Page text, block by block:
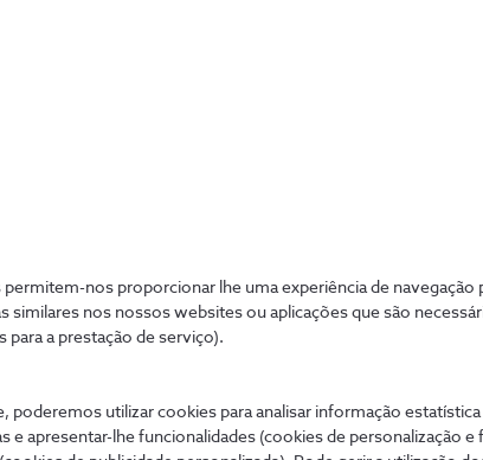
permitem-nos proporcionar lhe uma experiência de
similares nos nossos websites ou aplicações que são
para a prestação de serviço).
poderemos utilizar cookies para analisar informação
e apresentar-lhe funcionalidades (cookies de personalização
significativas nos
impacto nas faturas e
Controle
do terreno na